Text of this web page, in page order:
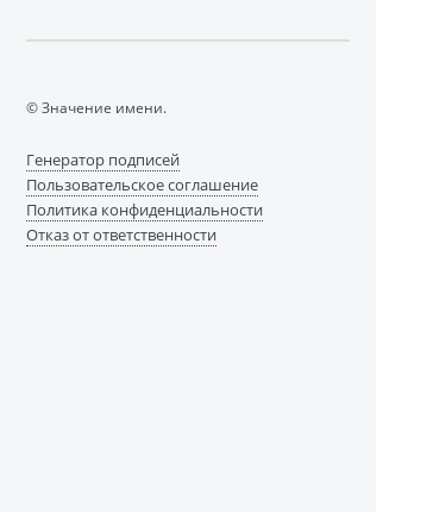
© Значение имени.
Генератор подписей
Пользовательское соглашение
Политика конфиденциальности
Отказ от ответственности